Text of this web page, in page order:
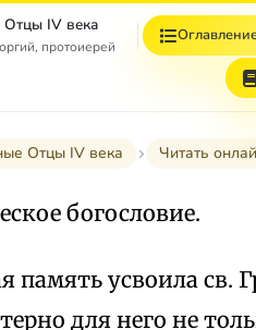
Отцы IV века
протоиерей
Отцы IV века Читать
богословие.
память усвоила св.
для него не